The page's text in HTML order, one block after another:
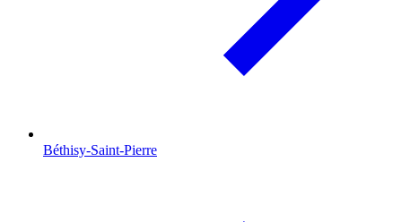
Béthisy-Saint-Pierre